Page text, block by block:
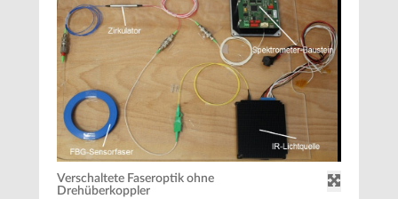
Verschaltete Faseroptik ohne
Drehüberkoppler